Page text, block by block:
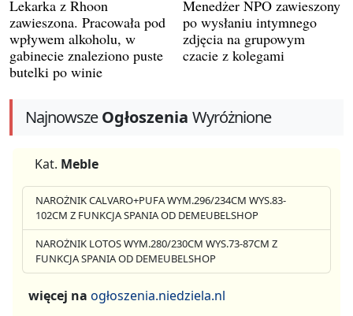
Lekarka z Rhoon
zawieszona. Pracowała pod
wpływem alkoholu, w
gabinecie znaleziono puste
butelki po winie
Menedżer NPO zawieszony
po wysłaniu intymnego
zdjęcia na grupowym
czacie z kolegami
NajnowszeOgłoszenia Wyróżnione
Kat. Meble
NAROŻNIK CALVARO+PUFA WYM.296/234CM WYS.83-
102CM Z FUNKCJA SPANIA OD DEMEUBELSHOP
NAROŻNIK LOTOS WYM.280/230CM WYS.73-87CM Z
FUNKCJA SPANIA OD DEMEUBELSHOP
więcej na ogłoszenia.niedziela.nl